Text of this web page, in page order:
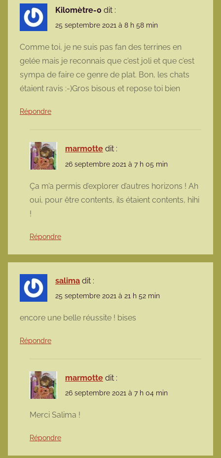
Kilomètre-0 dit :
25 septembre 2021 à 8 h 58 min
Comme toi, je ne suis pas fan des terrines en
gelée mais je reconnais que c’est joli et que c’est
sympa de faire ce genre de plat. Bon, les chats
étaient ravis :-)Gros bisous et repose toi bien
Répondre
marmotte dit :
26 septembre 2021 à 7 h 05 min
Ça m’a permis d’explorer d’autres horizons ! Ah
oui, pour être contents, ils étaient contents, hihi
!
Répondre
salima dit :
25 septembre 2021 à 21 h 52 min
encore une belle réussite ! bises
Répondre
marmotte dit :
26 septembre 2021 à 7 h 04 min
Merci Salima !
Répondre